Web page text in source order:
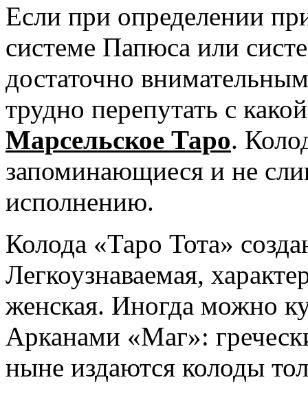
Если при определении
системе Папюса или
достаточно
трудно перепутать с
Марсельское Таро.
запоминающиеся и не
исполнению.
Колода «Таро Тота»
Легкоузнаваемая,
женская. Иногда можно
Арканами «Маг»:
ныне издаются колоды